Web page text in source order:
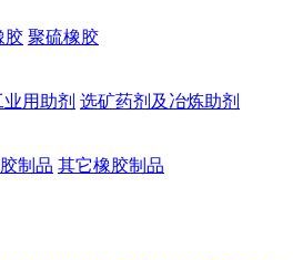
胶 聚硫橡胶
用助剂 选矿药剂及冶炼助剂
制品 其它橡胶制品